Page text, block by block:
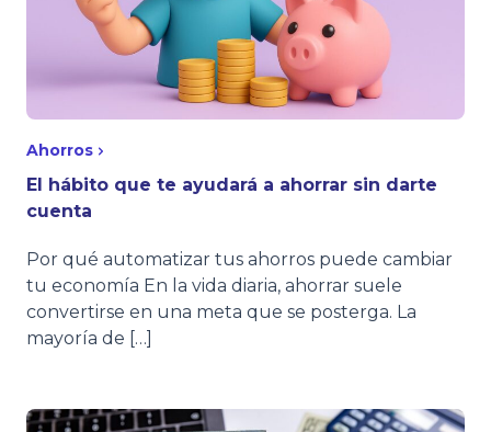
Ahorros
El hábito que te ayudará a ahorrar sin darte
cuenta
Por qué automatizar tus ahorros puede cambiar
tu economía En la vida diaria, ahorrar suele
convertirse en una meta que se posterga. La
mayoría de […]